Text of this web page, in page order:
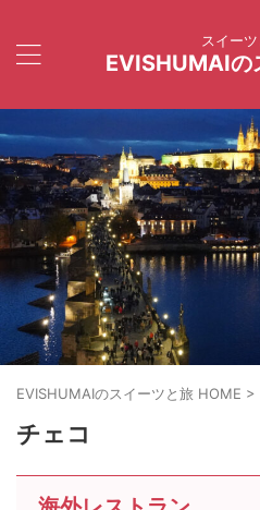
スイー
EVISHUMAIの
EVISHUMAIのスイーツと旅 HOME >
チェコ